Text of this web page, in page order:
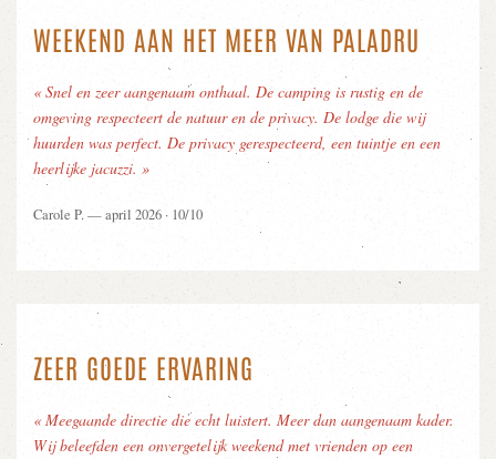
WEEKEND AAN HET MEER VAN PALADRU
« Snel en zeer aangenaam onthaal. De camping is rustig en de
omgeving respecteert de natuur en de privacy. De lodge die wij
huurden was perfect. De privacy gerespecteerd, een tuintje en een
heerlijke jacuzzi. »
Carole P. — april 2026 · 10/10
ZEER GOEDE ERVARING
« Meegaande directie die echt luistert. Meer dan aangenaam kader.
Wij beleefden een onvergetelijk weekend met vrienden op een